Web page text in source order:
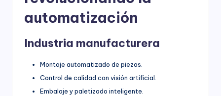
automatización
Industria manufacturera
Montaje automatizado de piezas.
Control de calidad con visión artificial.
Embalaje y paletizado inteligente.